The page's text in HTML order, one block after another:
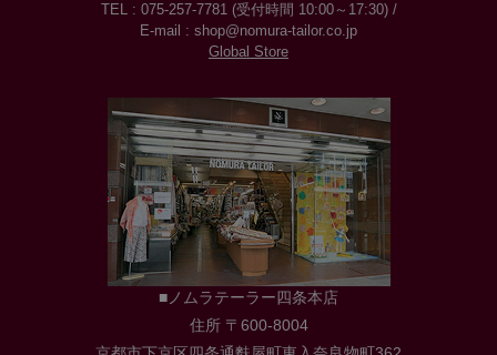
TEL : 075-257-7781 (受付時間 10:00～17:30) /
E-mail : shop@nomura-tailor.co.jp
Global Store
■ノムラテーラー四条本店
住所 〒600-8004